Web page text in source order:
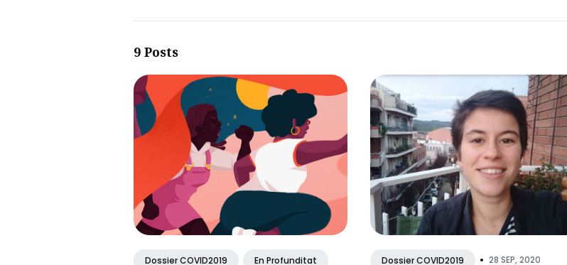
9 Posts
Dossier COVID2019 En Profunditat Dossier COVID2019 • 28 SEP, 2020